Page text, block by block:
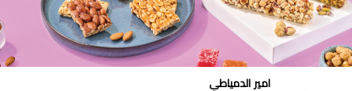
امير الدمياطي